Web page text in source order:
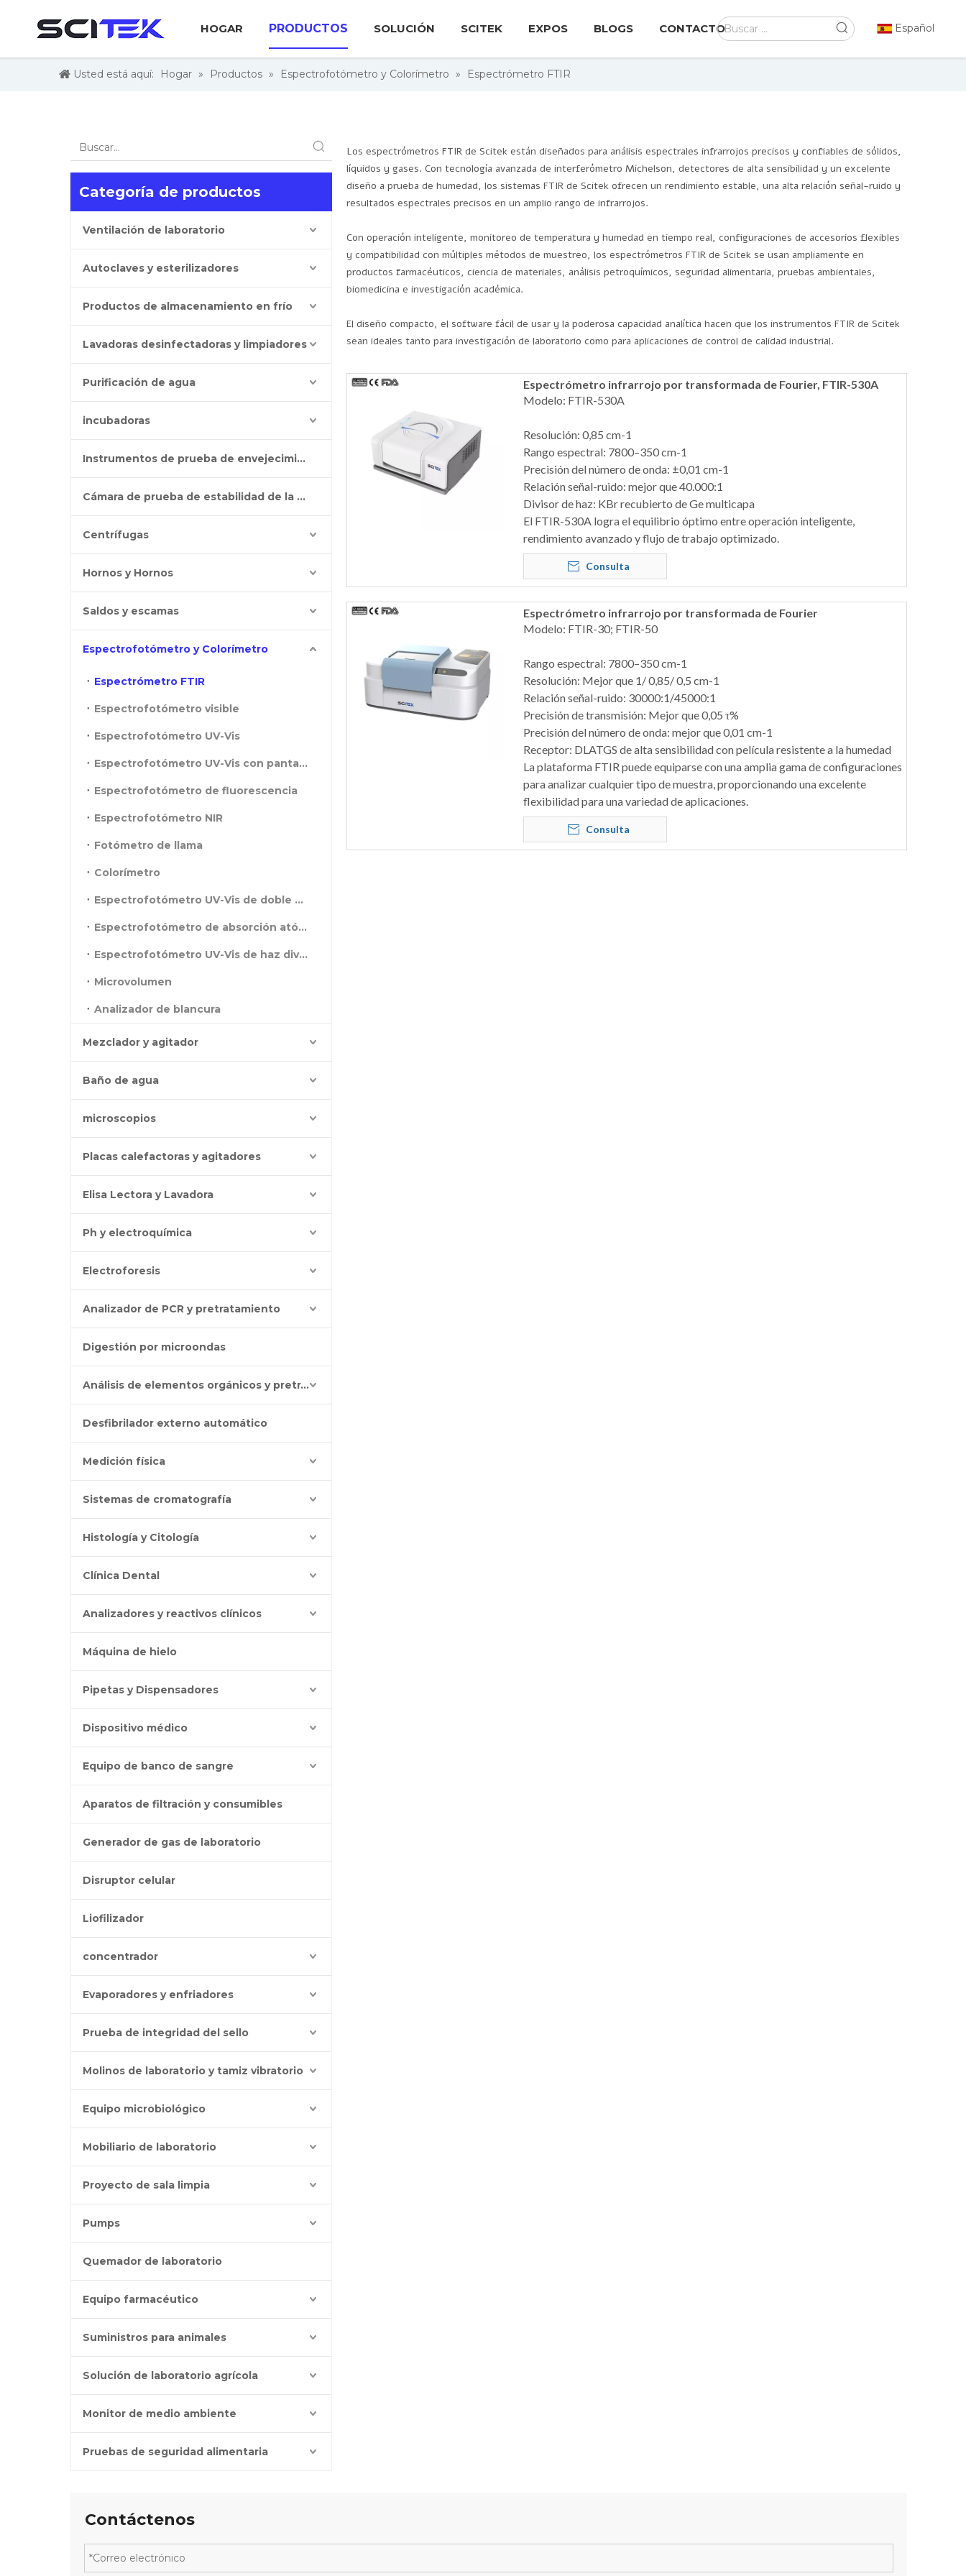
HOGAR PRODUCTOS SOLUCIÓN SCITEK EXPOS BLOGS CONTACTO Español
Usted está aquí: Hogar » Productos » Espectrofotómetro y Colorímetro » Espectrómetro FTIR
Categoría de productos
Ventilación de laboratorio
Autoclaves y esterilizadores
Productos de almacenamiento en frío
Lavadoras desinfectadoras y limpiadores
Purificación de agua
incubadoras
Instrumentos de prueba de envejecimiento
Cámara de prueba de estabilidad de la batería
Centrífugas
Hornos y Hornos
Saldos y escamas
Espectrofotómetro y Colorímetro
Espectrómetro FTIR
Espectrofotómetro visible
Espectrofotómetro UV-Vis
Espectrofotómetro UV-Vis con pantalla táctil
Espectrofotómetro de fluorescencia
Espectrofotómetro NIR
Fotómetro de llama
Colorímetro
Espectrofotómetro UV-Vis de doble haz
Espectrofotómetro de absorción atómica
Espectrofotómetro UV-Vis de haz dividido
Microvolumen
Analizador de blancura
Mezclador y agitador
Baño de agua
microscopios
Placas calefactoras y agitadores
Elisa Lectora y Lavadora
Ph y electroquímica
Electroforesis
Analizador de PCR y pretratamiento
Digestión por microondas
Análisis de elementos orgánicos y pretratamiento
Desfibrilador externo automático
Medición física
Sistemas de cromatografía
Histología y Citología
Clínica Dental
Analizadores y reactivos clínicos
Máquina de hielo
Pipetas y Dispensadores
Dispositivo médico
Equipo de banco de sangre
Aparatos de filtración y consumibles
Generador de gas de laboratorio
Disruptor celular
Liofilizador
concentrador
Evaporadores y enfriadores
Prueba de integridad del sello
Molinos de laboratorio y tamiz vibratorio
Equipo microbiológico
Mobiliario de laboratorio
Proyecto de sala limpia
Pumps
Quemador de laboratorio
Equipo farmacéutico
Suministros para animales
Solución de laboratorio agrícola
Monitor de medio ambiente
Pruebas de seguridad alimentaria
Los espectrómetros FTIR de Scitek están diseñados para análisis espectrales infrarrojos precisos y confiables de sólidos,
líquidos y gases. Con tecnología avanzada de interferómetro Michelson, detectores de alta sensibilidad y un excelente
diseño a prueba de humedad, los sistemas FTIR de Scitek ofrecen un rendimiento estable, una alta relación señal-ruido y
resultados espectrales precisos en un amplio rango de infrarrojos.
Con operación inteligente, monitoreo de temperatura y humedad en tiempo real, configuraciones de accesorios flexibles
y compatibilidad con múltiples métodos de muestreo, los espectrómetros FTIR de Scitek se usan ampliamente en
productos farmacéuticos, ciencia de materiales, análisis petroquímicos, seguridad alimentaria, pruebas ambientales,
biomedicina e investigación académica.
El diseño compacto, el software fácil de usar y la poderosa capacidad analítica hacen que los instrumentos FTIR de Scitek
sean ideales tanto para investigación de laboratorio como para aplicaciones de control de calidad industrial.
Espectrómetro infrarrojo por transformada de Fourier, FTIR-530A
Modelo: FTIR-530A
Resolución: 0,85 cm-1
Rango espectral: 7800–350 cm-1
Precisión del número de onda: ±0,01 cm-1
Relación señal-ruido: mejor que 40.000:1
Divisor de haz: KBr recubierto de Ge multicapa
El FTIR-530A logra el equilibrio óptimo entre operación inteligente,
rendimiento avanzado y flujo de trabajo optimizado.
Consulta
Espectrómetro infrarrojo por transformada de Fourier
Modelo: FTIR-30; FTIR-50
Rango espectral: 7800–350 cm-1
Resolución: Mejor que 1/ 0,85/ 0,5 cm-1
Relación señal-ruido: 30000:1/45000:1
Precisión de transmisión: Mejor que 0,05 τ%
Precisión del número de onda: mejor que 0,01 cm-1
Receptor: DLATGS de alta sensibilidad con película resistente a la humedad
La plataforma FTIR puede equiparse con una amplia gama de configuraciones
para analizar cualquier tipo de muestra, proporcionando una excelente
flexibilidad para una variedad de aplicaciones.
Consulta
Contáctenos